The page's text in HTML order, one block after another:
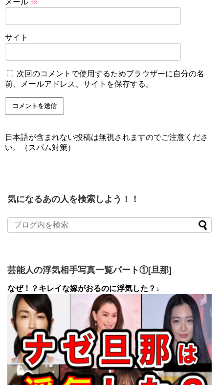
サイト
次回のコメントで使用するためブラウザーに自分の名
前、メールアドレス、サイトを保存する。
日本語が含まれない投稿は無視されますのでご注意くださ
い。（スパム対策）
気になるあの人を検索しよう！！
芸能人の浮気相手写真一覧パート①[旦那]
なぜ！？キレイな嫁がおるのに浮気した？↓